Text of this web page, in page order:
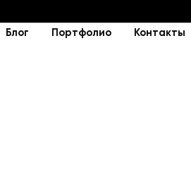
Блог Портфолио Контакты